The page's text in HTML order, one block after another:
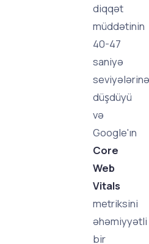
diqqət
müddətinin
40-47
saniyə
seviyələrinə
düşdüyü
və
Google'ın
Core
Web
Vitals
metriksini
əhəmiyyətli
bir